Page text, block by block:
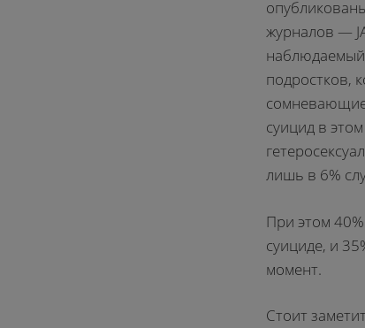
журналов —
наблюдаемый
подростков,
суицид в
лишь в 6%
При этом
суициде, и
момент.
Стоит